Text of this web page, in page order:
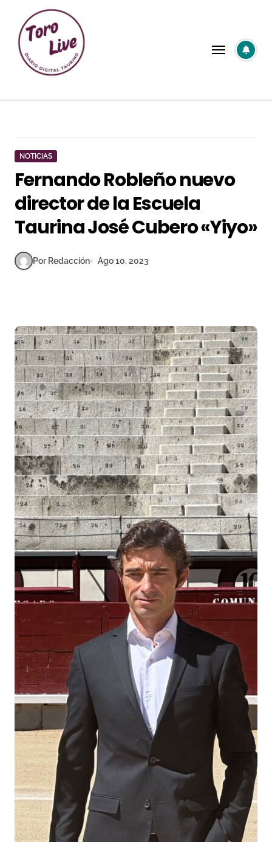
contenido
NOTICIAS
Fernando Robleño nuevo
director de la Escuela
Taurina José Cubero «Yiyo»
Por Redacción Ago 10, 2023